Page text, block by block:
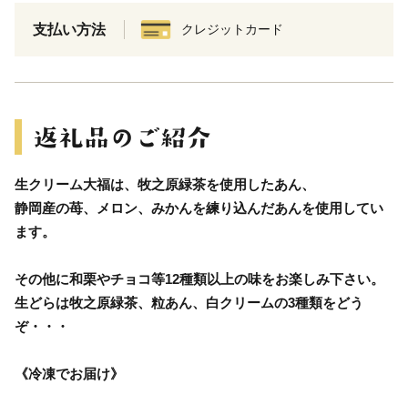
支払い方法 クレジットカード
生クリーム大福は、牧之原緑茶を使用したあん、
静岡産の苺、メロン、みかんを練り込んだあんを使用してい
ます。
その他に和栗やチョコ等12種類以上の味をお楽しみ下さい。
生どらは牧之原緑茶、粒あん、白クリームの3種類をどう
ぞ・・・
《冷凍でお届け》